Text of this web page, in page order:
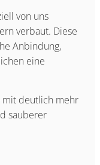
von uns
verbaut. Diese
Anbindung,
eine
deutlich mehr
sauberer